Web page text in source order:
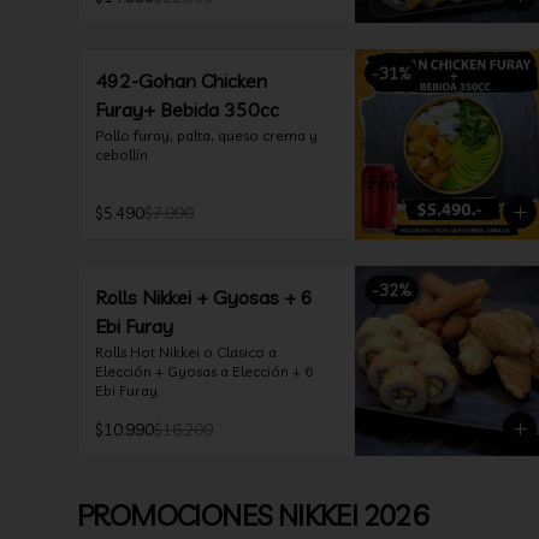
*Incluye 2 soya 30ml / 2 palitos / 1
-31%
492-Gohan Chicken
Furay+ Bebida 350cc
Pollo furay, palta, queso crema y
cebollín
$5.490$7.990
-32%
Rolls Nikkei + Gyosas + 6
Ebi Furay
Rolls Hot Nikkei o Clasico a
Elección + Gyosas a Elección + 6
Ebi Furay.
$10.990$16.200
PROMOCIONES NIKKEI 2026